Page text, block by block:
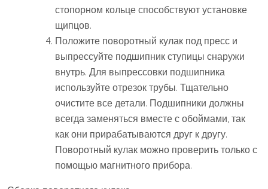
стопорном кольце способствуют установке
щипцов.
Положите поворотный кулак под пресс и
выпрессуйте подшипник ступицы снаружи
внутрь. Для выпрессовки подшипника
используйте отрезок трубы. Тщательно
очистите все детали. Подшипники должны
всегда заменяться вместе с обоймами, так
как они прирабатываются друг к другу.
Поворотный кулак можно проверить только с
помощью магнитного прибора.